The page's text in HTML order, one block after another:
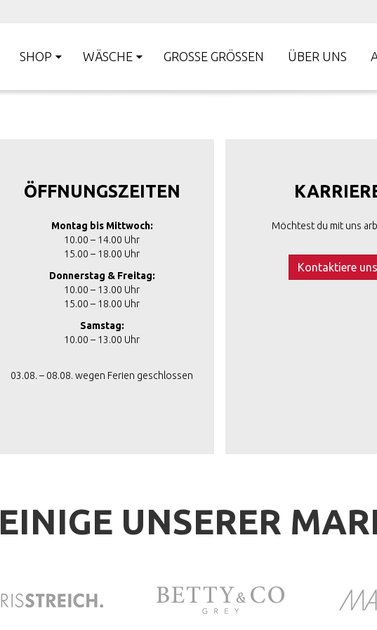
ÖFFNUNGSZEITEN
Montag bis Mittwoch:
10.00 – 14.00 Uhr
15.00 – 18.00 Uhr
Donnerstag & Freitag:
10.00 – 13.00 Uhr
15.00 – 18.00 Uhr
Samstag:
10.00 – 13.00 Uhr
03.08. – 08.08. wegen Ferien geschlossen
Möchtest du mit uns
Kontaktiere uns
EINIGE UNSERER
SHOP WÄSCHE GROSSE GRÖSSEN ÜBER UNS